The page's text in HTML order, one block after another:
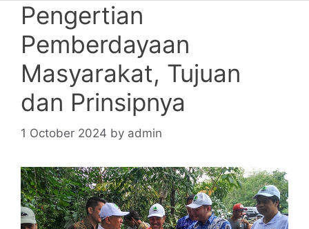
Pengertian
Pemberdayaan
Masyarakat, Tujuan
dan Prinsipnya
1 October 2024 by admin